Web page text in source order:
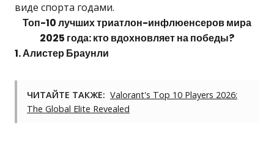
виде спорта годами.
Топ-10 лучших триатлон-инфлюенсеров мира
2025 года: кто вдохновляет на победы?
1. Алистер Браунли
ЧИТАЙТЕ ТАКЖЕ: Valorant's Top 10 Players 2026:
The Global Elite Revealed